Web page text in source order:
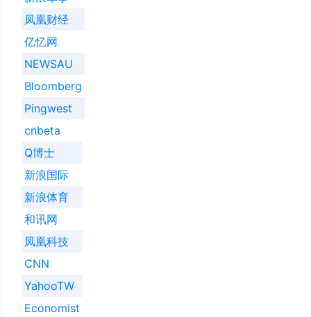
凤凰财经
亿忆网
NEWSAU
Bloomberg
Pingwest
cnbeta
Q博士
新浪国际
新浪体育
和讯网
凤凰科技
CNN
YahooTW
Economist